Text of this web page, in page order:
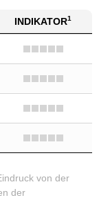
INDIKATOR1
von der
der